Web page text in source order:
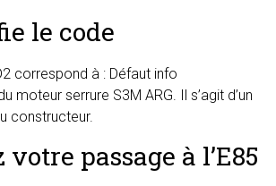
le code
correspond à : Défaut info
moteur serrure S3M ARG. Il s’agit d’un
constructeur.
passage à l’E85